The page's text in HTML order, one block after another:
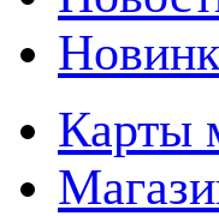
Карты